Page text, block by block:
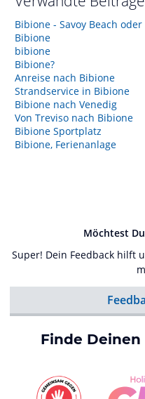
Bibione - Savoy Beach
Bibione
bibione
Bibione?
Anreise nach Bibione
Strandservice in Bibione
Bibione nach Venedig
Von Treviso nach Bibione
Bibione Sportplatz
Bibione, Ferienanlage
Möchtest
Super! Dein Feedback hilft
Finde